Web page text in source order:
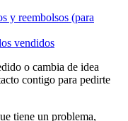
y reembolsos (para
vendidos
o cambia de idea
contigo para pedirte
tiene un problema,